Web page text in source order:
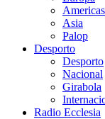
Americas
Asia
Palop
Desporto
Desporto
Nacional
Girabola
Radio Ecclesia